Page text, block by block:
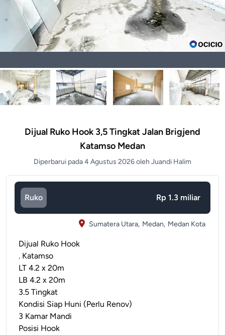
Dijual Ruko Hook 3,5 Tingkat Jalan Brigjend
Katamso Medan
Diperbarui pada 4 Agustus 2026 oleh Juandi Halim
Ruko Rp 1.3 miliar
Sumatera Utara, Medan, Medan Kota
Dijual Ruko Hook
. Katamso
LT 4.2 x 20m
LB 4.2 x 20m
3.5 Tingkat
Kondisi Siap Huni (Perlu Renov)
3 Kamar Mandi
Posisi Hook